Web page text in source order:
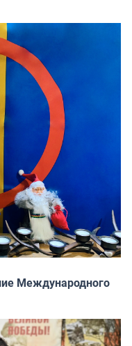
Международного